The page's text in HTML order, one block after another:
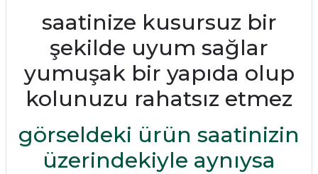
saatinize kusursuz bir
şekilde uyum sağlar
yumuşak bir yapıda olup
kolunuzu rahatsız etmez
görseldeki ürün saatinizin
üzerindekiyle aynıysa